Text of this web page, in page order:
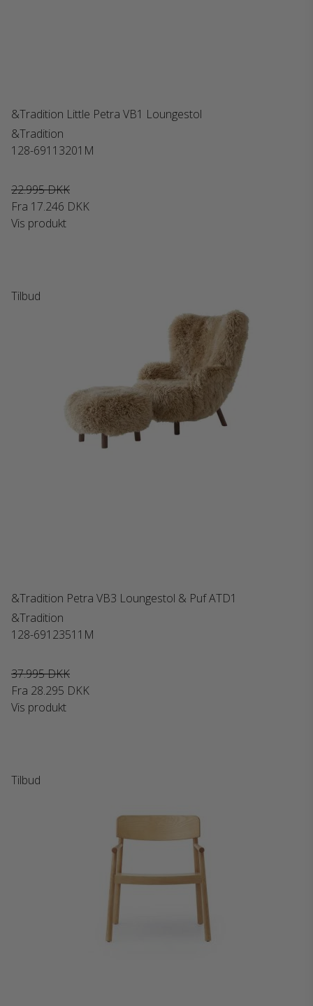
&Tradition Little Petra VB1 Loungestol
&Tradition
128-69113201M
22.995 DKK
Fra 17.246 DKK
Vis produkt
Tilbud
&Tradition Petra VB3 Loungestol & Puf ATD1
&Tradition
128-69123511M
37.995 DKK
Fra 28.295 DKK
Vis produkt
Tilbud